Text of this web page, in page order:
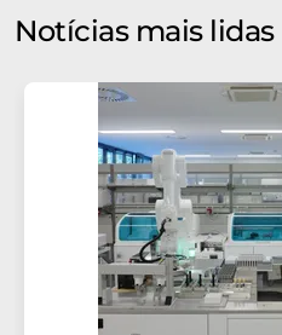
pesquisas de mercado e de
seu consentimento a qualquer
12489 Berlin, Alemanha ou por
revoke@lumitos.comcom
disso, cada e-mail contém um
assinatura do newsletter
Notícias mais lidas